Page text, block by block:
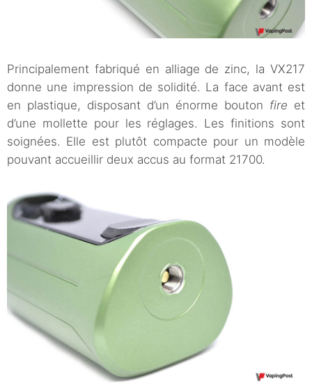
Principalement fabriqué en alliage de zinc, la VX217
donne une impression de solidité. La face avant est
en plastique, disposant d’un énorme bouton fire et
d’une mollette pour les réglages. Les finitions sont
soignées. Elle est plutôt compacte pour un modèle
pouvant accueillir deux accus au format 21700.